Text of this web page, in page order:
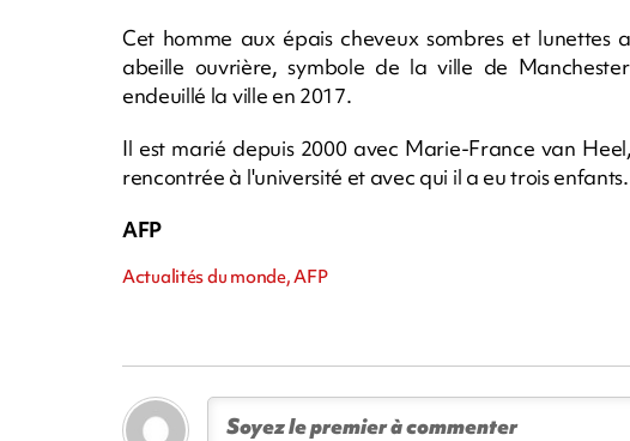
Cet homme aux épais cheveux sombres et lunettes
abeille ouvrière, symbole de la ville de
endeuillé la ville en 2017.
Il est marié depuis 2000 avec Marie-France van
rencontrée à l'université et avec qui il a eu trois enfants.
AFP
Actualités du monde, AFP